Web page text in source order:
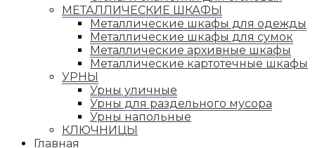
МЕТАЛЛИЧЕСКИЕ ШКАФЫ
Металлические шкафы для одежды
Металлические шкафы для сумок
Металлические архивные шкафы
Металлические картотечные шкафы
УРНЫ
Урны уличные
Урны для раздельного мусора
Урны напольные
КЛЮЧНИЦЫ
Главная